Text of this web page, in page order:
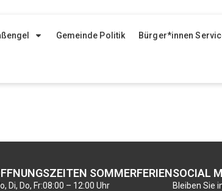
Gemeinde Politik Bürger*innen
SOMMERFERIEN
Di, Do, Fr:08:00 – 12:00 Uhr
SOCIAL
Bleiben Sie